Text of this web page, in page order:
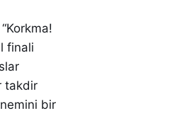
finali
takdir
bir